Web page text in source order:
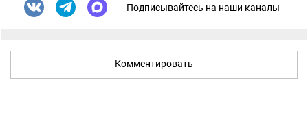
Подписывайтесь на наши каналы
Комментировать